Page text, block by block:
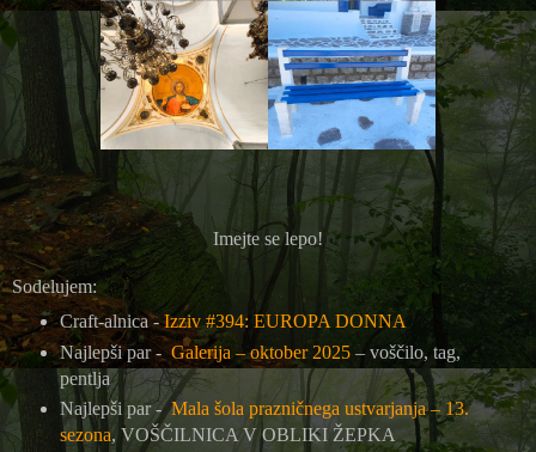
Imejte se lepo!
Sodelujem:
Craft-alnica -Izziv #394: EUROPA DONNA
Najlepši par -Galerija – oktober 2025– voščilo, tag,
pentlja
Najlepši par -Mala šola prazničnega ustvarjanja – 13.
sezona, VOŠČILNICA V OBLIKI ŽEPKA